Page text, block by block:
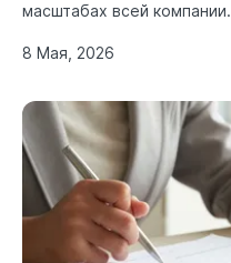
масштабах всей компании.
8 Мая, 2026